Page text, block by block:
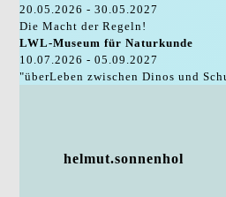
20.05.2026 - 30.05.2027
Die Macht der Regeln!
LWL-Museum für Naturkunde
10.07.2026 - 05.09.2027
"überLeben zwischen Dinos und
helmut.sonnenhol